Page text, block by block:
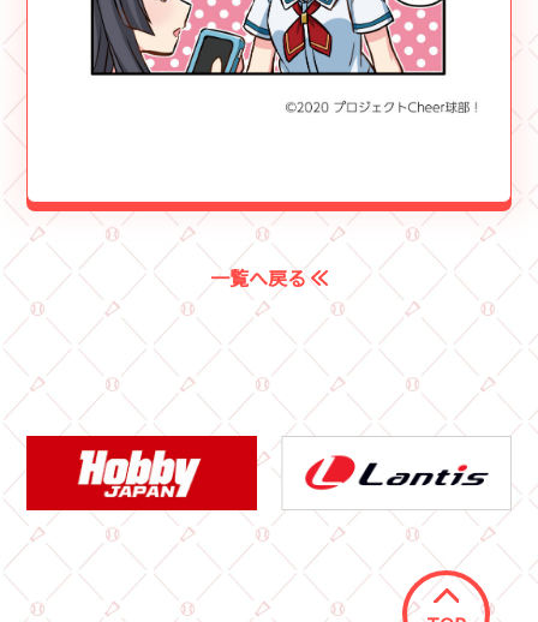
一覧へ戻る